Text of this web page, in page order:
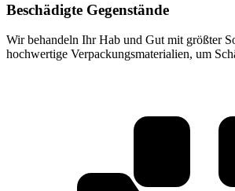
Beschädigte Gegenstände
Wir behandeln Ihr Hab und Gut mit größter
hochwertige Verpackungsmaterialien, um